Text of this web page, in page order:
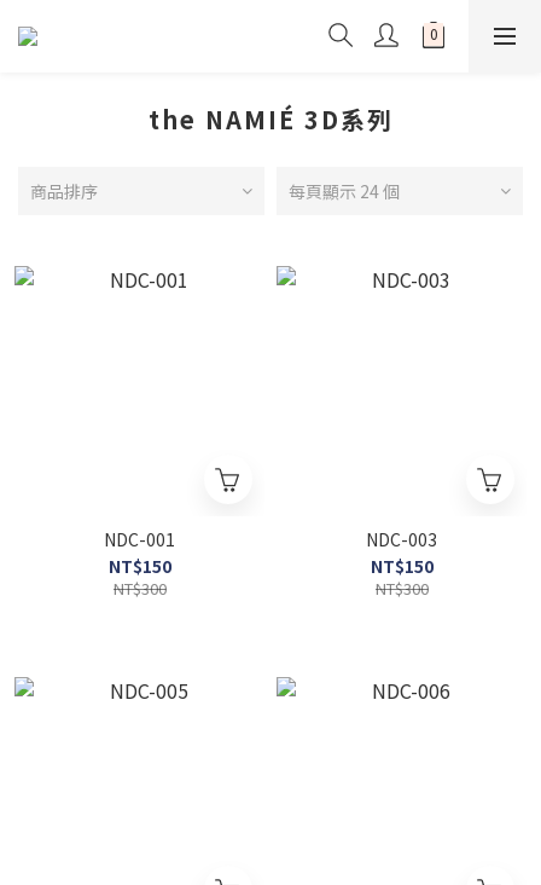
the NAMIÉ 3D系列
商品排序 每頁顯示 24 個
NDC-001
NT$150
NT$300
NDC-003
NT$150
NT$300